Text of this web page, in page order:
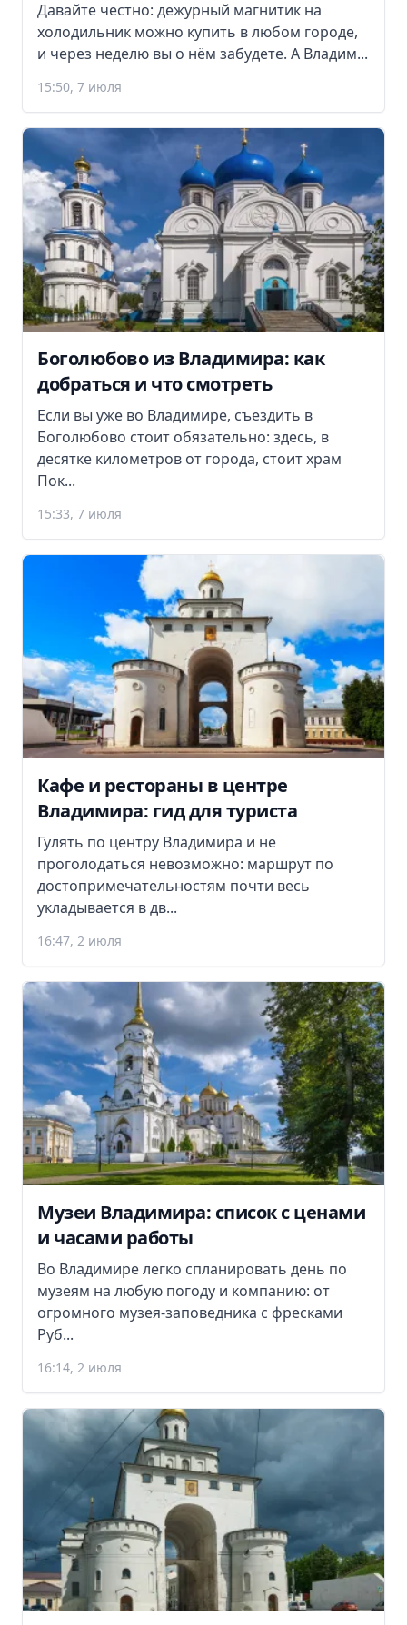
Давайте честно: дежурный магнитик на
холодильник можно купить в любом городе,
и через неделю вы о нём забудете. А Владим...
15:50, 7 июля
Боголюбово из Владимира: как
добраться и что смотреть
Если вы уже во Владимире, съездить в
Боголюбово стоит обязательно: здесь, в
десятке километров от города, стоит храм
Пок...
15:33, 7 июля
Кафе и рестораны в центре
Владимира: гид для туриста
Гулять по центру Владимира и не
проголодаться невозможно: маршрут по
достопримечательностям почти весь
укладывается в дв...
16:47, 2 июля
Музеи Владимира: список с ценами
и часами работы
Во Владимире легко спланировать день по
музеям на любую погоду и компанию: от
огромного музея-заповедника с фресками
Руб...
16:14, 2 июля